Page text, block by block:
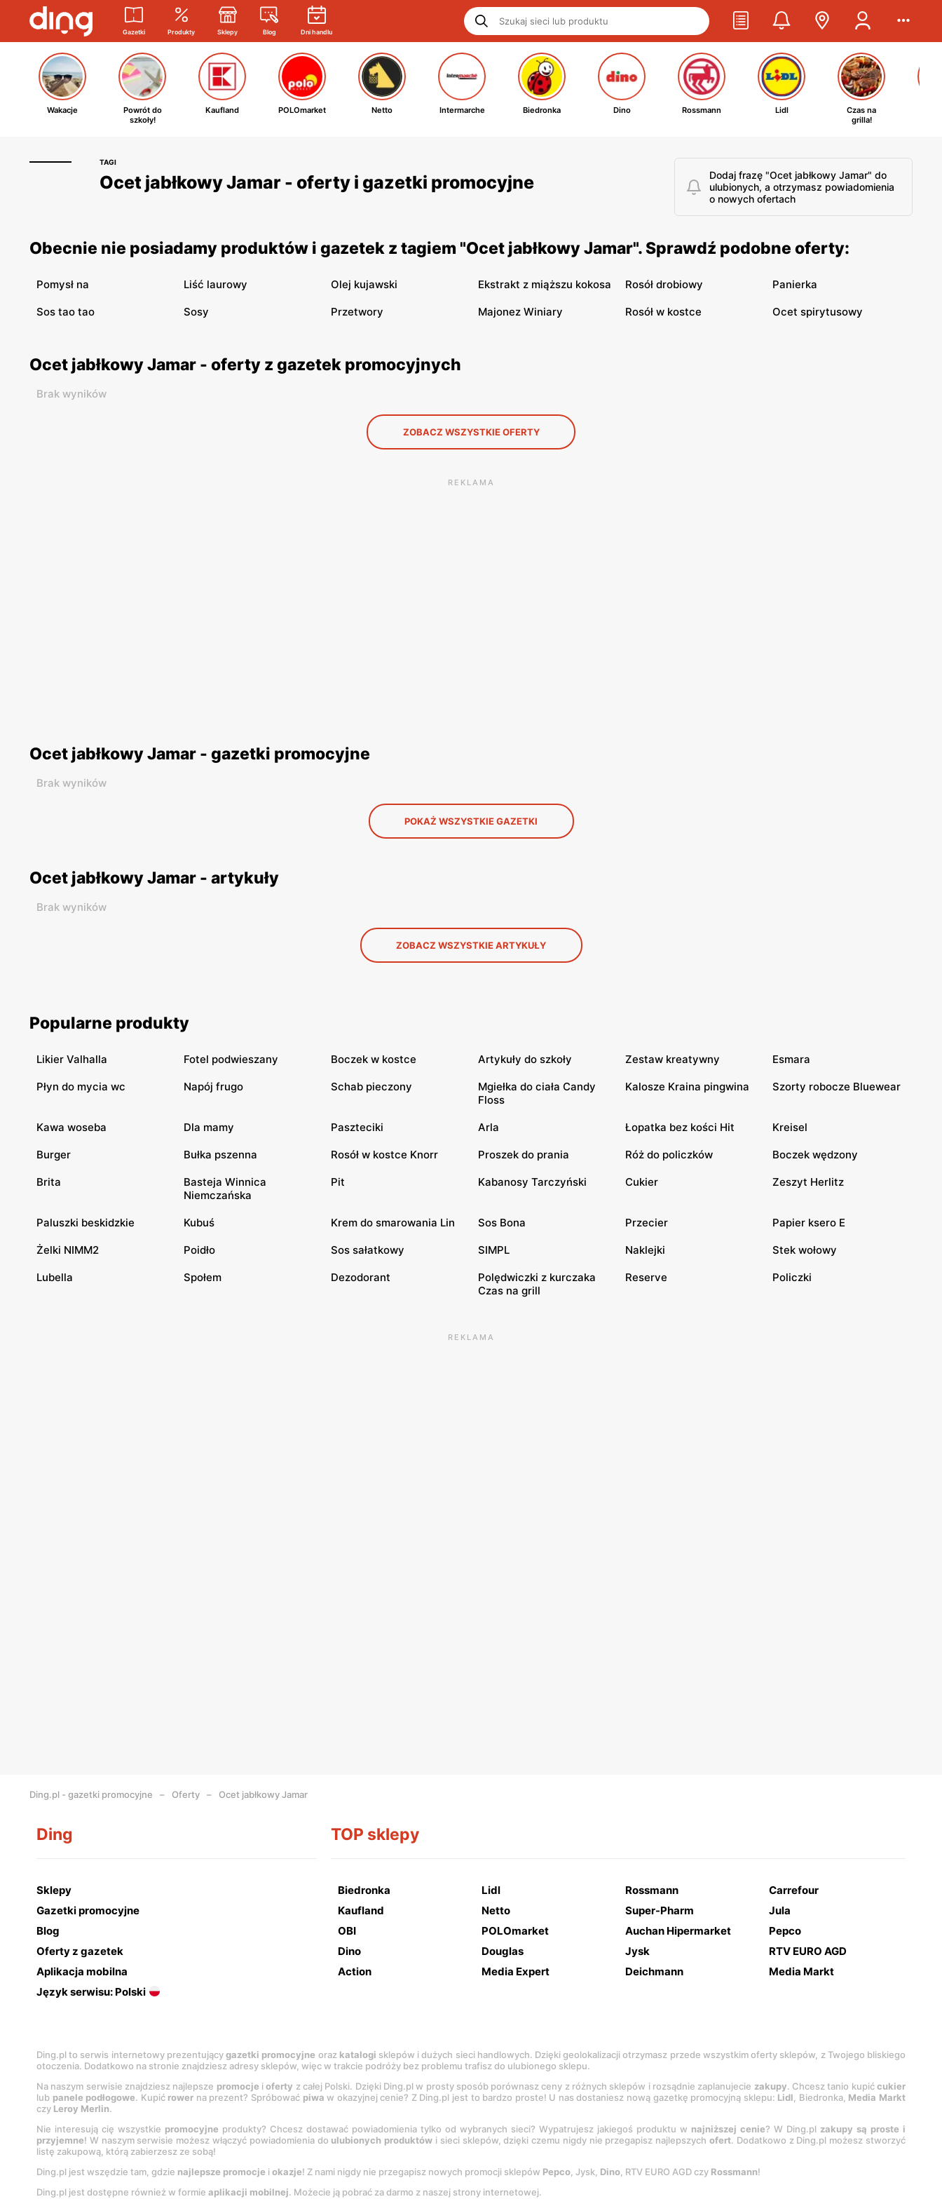
Gazetki Produkty Sklepy Blog Dni handlu
Wakacje
Powrót do
szkoły!
Kaufland POLOmarket Netto Intermarche Biedronka Dino Rossmann Lidl
Czas na
grilla!
TAGI
Ocet jabłkowy Jamar - oferty i gazetki promocyjne
Dodaj frazę "Ocet jabłkowy Jamar" do
ulubionych, a otrzymasz powiadomienia
o nowych ofertach
Obecnie nie posiadamy produktów i gazetek z tagiem "Ocet jabłkowy Jamar". Sprawdź podobne oferty:
Pomysł na Liść laurowy Olej kujawski Ekstrakt z miąższu kokosa Rosół drobiowy Panierka
Sos tao tao Sosy Przetwory Majonez Winiary Rosół w kostce Ocet spirytusowy
Ocet jabłkowy Jamar - oferty z gazetek promocyjnych
Brak wyników
ZOBACZ WSZYSTKIE OFERTY
REKLAMA
Ocet jabłkowy Jamar - gazetki promocyjne
Brak wyników
POKAŻ WSZYSTKIE GAZETKI
Ocet jabłkowy Jamar - artykuły
Brak wyników
ZOBACZ WSZYSTKIE ARTYKUŁY
Popularne produkty
Likier Valhalla Fotel podwieszany Boczek w kostce Artykuły do szkoły Zestaw kreatywny Esmara
Płyn do mycia wc Napój frugo Schab pieczony
Mgiełka do ciała Candy
Floss
Kalosze Kraina pingwina Szorty robocze Bluewear
Kawa woseba Dla mamy Paszteciki Arla Łopatka bez kości Hit Kreisel
Burger Bułka pszenna Rosół w kostce Knorr Proszek do prania Róż do policzków Boczek wędzony
Brita
Basteja Winnica
Niemczańska
Pit Kabanosy Tarczyński Cukier Zeszyt Herlitz
Paluszki beskidzkie Kubuś Krem do smarowania Lin Sos Bona Przecier Papier ksero E
Żelki NIMM2 Poidło Sos sałatkowy SIMPL Naklejki Stek wołowy
Lubella Społem Dezodorant
Polędwiczki z kurczaka
Czas na grill
Reserve Policzki
REKLAMA
Ding.pl - gazetki promocyjne Oferty Ocet jabłkowy Jamar
Ding
Sklepy
Gazetki promocyjne
Blog
Oferty z gazetek
Aplikacja mobilna
Język serwisu: Polski
TOP sklepy
Biedronka Lidl Rossmann
Carrefour
Kaufland
Netto Super-Pharm
Jula
OBI
POLOmarket Auchan Hipermarket
Pepco
Dino
Douglas Jysk
RTV EURO AGD
Action
Media Expert Deichmann Media Markt
Ding.pl to serwis internetowy prezentującygazetki promocyjne oraz katalogi sklepów i dużych sieci handlowych. Dzięki geolokalizacji otrzymasz przede wszystkim oferty sklepów, z Twojego bliskiego
otoczenia. Dodatkowo na stronie znajdziesz adresy sklepów, więc w trakcie podróży bez problemu trafisz do ulubionego sklepu.
Na naszym serwisie znajdziesz najlepsze promocje ioferty z całej Polski. Dzięki Ding.pl w prosty sposób porównasz ceny z różnych sklepów i rozsądnie zaplanujecie zakupy. Chcesz tanio kupićcukier
lub panele podłogowe. Kupić rower na prezent? Spróbować piwa w okazyjnej cenie? Z Ding.pl jest to bardzo proste! U nas dostaniesz nową gazetkę promocyjną sklepu: Lidl, Biedronka, Media Markt
czy Leroy Merlin.
Nie interesują cię wszystkie promocyjne produkty? Chcesz dostawać powiadomienia tylko od wybranych sieci? Wypatrujesz jakiegoś produktu w najniższej cenie? W Ding.pl zakupy są proste i
przyjemne! W naszym serwisie możesz włączyć powiadomienia do ulubionych produktów i sieci sklepów, dzięki czemu nigdy nie przegapisz najlepszychofert. Dodatkowo z Ding.pl możesz stworzyć
listę zakupową, którą zabierzesz ze sobą!
Ding.pl jest wszędzie tam, gdzie najlepsze promocje i okazje! Z nami nigdy nie przegapisz nowych promocji sklepów Pepco, Jysk, Dino, RTV EURO AGD czy Rossmann!
Ding.pl jest dostępne również w formie aplikacji mobilnej. Możecie ją pobrać za darmo z naszej strony internetowej.